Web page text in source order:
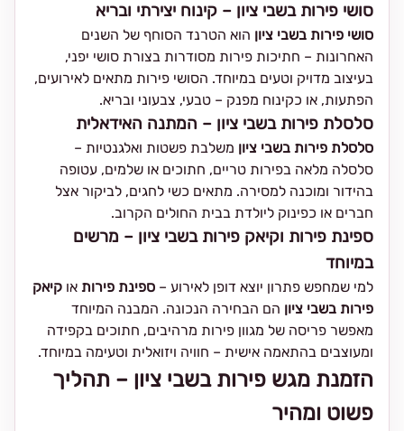
סושי פירות בשבי ציון – קינוח יצירתי ובריא
סושי פירות בשבי ציון הוא הטרנד הסוחף של השנים
האחרונות – חתיכות פירות מסודרות בצורת סושי יפני,
בעיצוב מדויק וטעים במיוחד. הסושי פירות מתאים לאירועים,
הפתעות, או כקינוח מפנק – טבעי, צבעוני ובריא.
סלסלת פירות בשבי ציון – המתנה האידאלית
סלסלת פירות בשבי ציון משלבת פשטות ואלגנטיות –
סלסלה מלאה בפירות טריים, חתוכים או שלמים, עטופה
בהידור ומוכנה למסירה. מתאים כשי לחגים, לביקור אצל
חברים או כפינוק ליולדת בבית החולים הקרוב.
ספינת פירות וקיאק פירות בשבי ציון – מרשים
במיוחד
למי שמחפש פתרון יוצא דופן לאירוע – ספינת פירות או קיאק
פירות בשבי ציון הם הבחירה הנכונה. המבנה המיוחד
מאפשר פריסה של מגוון פירות מרהיבים, חתוכים בקפידה
ומעוצבים בהתאמה אישית – חוויה ויזואלית וטעימה במיוחד.
הזמנת מגש פירות בשבי ציון – תהליך
פשוט ומהיר